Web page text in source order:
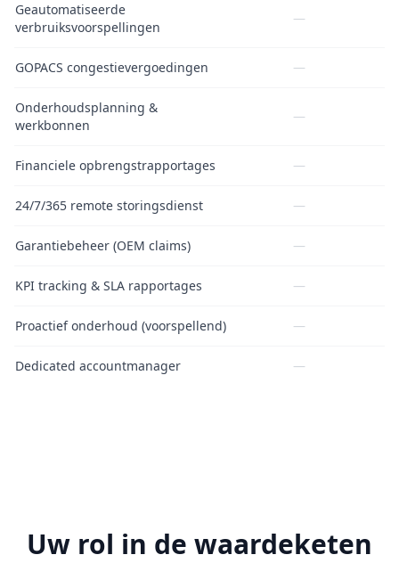
Geautomatiseerde
verbruiksvoorspellingen
—
GOPACS congestievergoedingen —
Onderhoudsplanning &
werkbonnen
—
Financiele opbrengstrapportages —
24/7/365 remote storingsdienst —
Garantiebeheer (OEM claims) —
KPI tracking & SLA rapportages —
Proactief onderhoud (voorspellend) —
Dedicated accountmanager —
Uw rol in de waardeketen